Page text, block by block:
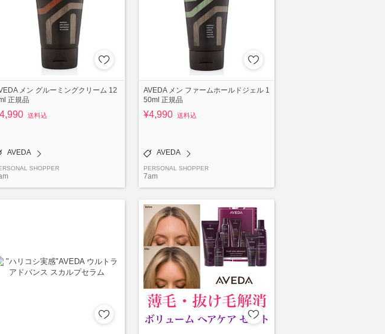
メン グルーミングクリーム 12
正規品
送料込
AVEDA
SHOPPER
AVEDA メン ファームホールドジェル 1
50ml 正規品
¥4,990 送料込
AVEDA
PERSONAL SHOPPER
7am